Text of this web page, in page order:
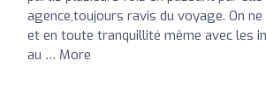
agence,toujours ravis du voyage. On ne
et en toute tranquillité même avec les
au … More